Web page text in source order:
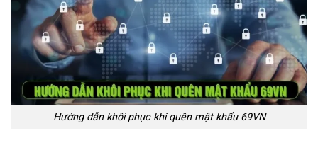
Hướng dẫn khôi phục khi quên mật khẩu 69VN